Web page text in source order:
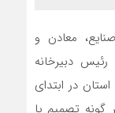
معادن و
دبیرخانه
در ابتدای
تصمیم یا